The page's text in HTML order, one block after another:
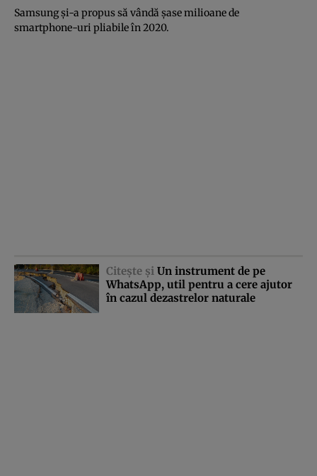
Samsung şi-a propus să vândă şase milioane de
smartphone-uri pliabile în 2020.
Citeşte şi Un instrument de pe
WhatsApp, util pentru a cere ajutor
în cazul dezastrelor naturale